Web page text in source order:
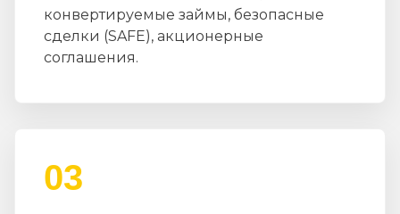
конвертируемые займы, безопасные
сделки (SAFE), акционерные
соглашения.
03